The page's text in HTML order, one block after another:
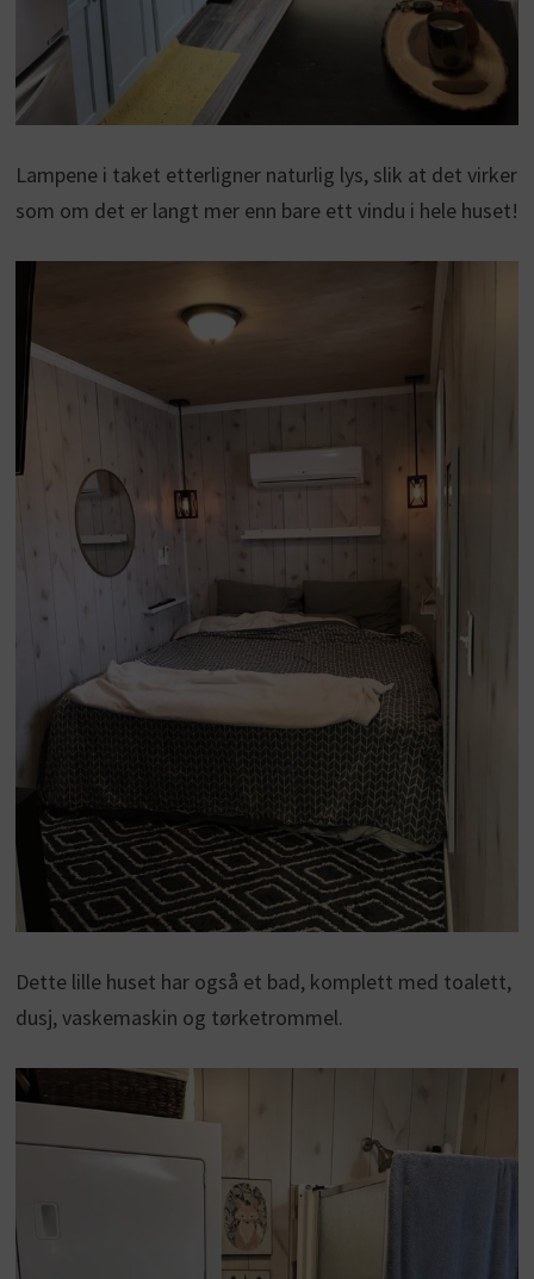
Lampene i taket etterligner naturlig lys, slik at det virker
som om det er langt mer enn bare ett vindu i hele huset!
Dette lille huset har også et bad, komplett med toalett,
dusj, vaskemaskin og tørketrommel.